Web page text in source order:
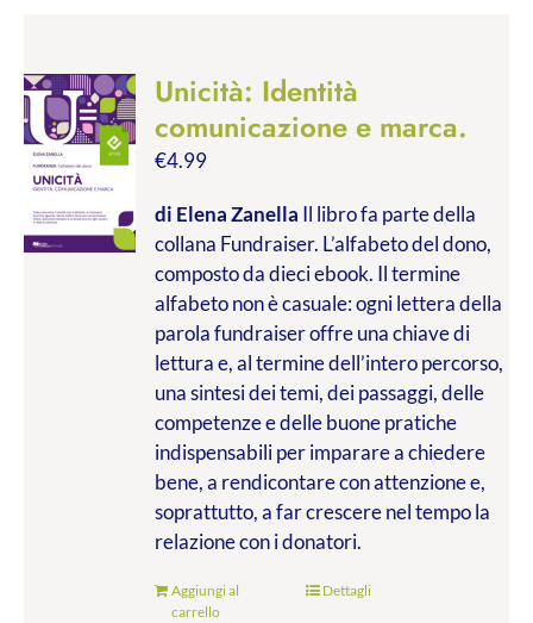
Unicità: Identità
comunicazione e marca.
€4.99
di Elena Zanella Il libro fa parte della
collana Fundraiser. L’alfabeto del dono,
composto da dieci ebook. Il termine
alfabeto non è casuale: ogni lettera della
parola fundraiser offre una chiave di
lettura e, al termine dell’intero percorso,
una sintesi dei temi, dei passaggi, delle
competenze e delle buone pratiche
indispensabili per imparare a chiedere
bene, a rendicontare con attenzione e,
soprattutto, a far crescere nel tempo la
relazione con i donatori.
Aggiungi al
carrello
Dettagli